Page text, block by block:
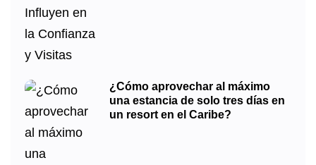
¿Cómo aprovechar al máximo
una estancia de solo tres días en
un resort en el Caribe?